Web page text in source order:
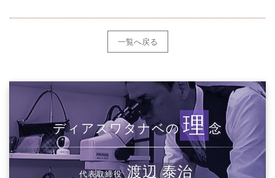
一覧へ戻る
ディアスワタナベの 理 念
代表取締役 渡辺 泰治